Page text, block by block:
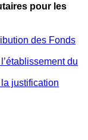
pour les
des Fonds
du
justification